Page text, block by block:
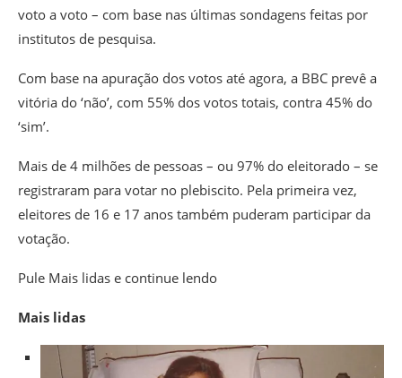
voto a voto – com base nas últimas sondagens feitas por
institutos de pesquisa.
Com base na apuração dos votos até agora, a BBC prevê a
vitória do ‘não’, com 55% dos votos totais, contra 45% do
‘sim’.
Mais de 4 milhões de pessoas – ou 97% do eleitorado – se
registraram para votar no plebiscito. Pela primeira vez,
eleitores de 16 e 17 anos também puderam participar da
votação.
Pule Mais lidas e continue lendo
Mais lidas